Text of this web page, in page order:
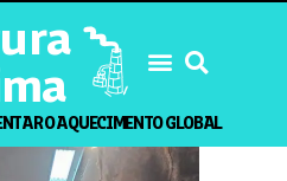
O AQUECIMENTO GLOBAL